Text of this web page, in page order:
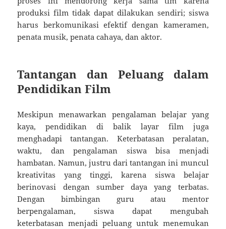
produksi film tidak dapat dilakukan sendiri; siswa
harus berkomunikasi efektif dengan kameramen,
penata musik, penata cahaya, dan aktor.
Tantangan dan Peluang dalam
Pendidikan Film
Meskipun menawarkan pengalaman belajar yang
kaya, pendidikan di balik layar film juga
menghadapi tantangan. Keterbatasan peralatan,
waktu, dan pengalaman siswa bisa menjadi
hambatan. Namun, justru dari tantangan ini muncul
kreativitas yang tinggi, karena siswa belajar
berinovasi dengan sumber daya yang terbatas.
Dengan bimbingan guru atau mentor
berpengalaman, siswa dapat mengubah
keterbatasan menjadi peluang untuk menemukan